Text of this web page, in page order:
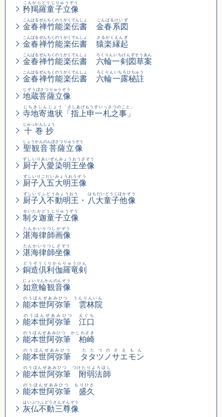
矜羯羅童子立像
こんがらどうじりゅうぞう
金春禅竹能楽伝書
こんぱるぜんちくのうがくでんしょ
金春系図
こんぱるけいず
金春禅竹能楽伝書
こんぱるぜんちくのうがくでんしょ
猿楽縁起
さるがくえんぎ
金春禅竹能楽伝書
こんぱるぜんちくのうがくでんしょ
六輪一剣図草案
ろくりんいちけんずそうあん
金春禅竹能楽伝書
こんぱるぜんちくのうがくでんしょ
六輪一露秘註
ろくりんいちろひちゅう
地蔵菩薩立像
じぞうぼさつりゅうぞう
寺地寄進状
じちきしんじょう
「指上申一札之事」
「さしあげもうすいっさつのこと」
十巻抄
じゅっかんしょう
聖観音菩薩立像
しょうかんのんぼさつりゅうぞう
厨子入愛染明王坐像
ずしいりあいぜんみょうおうざぞう
厨子入五大明王像
ずしいりごだいみょうおうぞう
厨子入不動明王
ずしいりふどうみょうおう
・ 八大童子他像
はちだいどうじほかぞう
制タ迦童子立像
せいたかどうじりゅうぞう
湛海律師画像
たんかいりつしがぞう
湛海律師坐像
たんかいりつしざぞう
銅造倶利伽羅竜剣
どうぞうくりからりゅうけん
如意輪観音像
にょいりんかんのんぞう
能本世阿弥筆 雲林院
のうほんぜあみひつ うんりんいん
能本世阿弥筆 江口
のうほんぜあみひつ えぐち
能本世阿弥筆 柏崎
のうほんぜあみひつ かしわざき
能本世阿弥筆
のうほんぜあみひつ
タタツノサエモン
たたつのさえもん
能本世阿弥筆 附弱法師
のうほんぜあみひつ つけたりよろほし
能本世阿弥筆 盛久
のうほんぜあみひつ もりひさ
灰仏不動三尊像
はいぶつふどうさんぞんぞう